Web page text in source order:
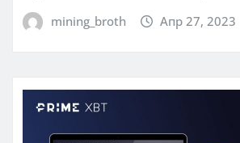
mining_broth Апр 27, 2023